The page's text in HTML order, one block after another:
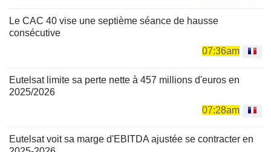
Le CAC 40 vise une septième séance de hausse
consécutive
07:36am
Eutelsat limite sa perte nette à 457 millions d'euros en
2025/2026
07:28am
Eutelsat voit sa marge d'EBITDA ajustée se contracter en